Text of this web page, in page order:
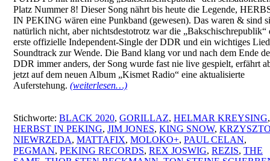
Platz Nummer 8! Dieser Song nährt bis heute die Legende,
IN PEKING wären eine Punkband (gewesen). Das waren & sind
natürlich nicht, aber nichtsdestotrotz war die „Bakschischrepublik“
erste offizielle Independent-Single der DDR und ein wichtiges
Soundtrack zur Wende. Die Band klang vor und nach dem Ende
DDR immer anders, der Song wurde fast nie live gespielt, erfährt
jetzt auf dem neuen Album „Kismet Radio“ eine aktualisierte
Auferstehung. (weiterlesen…)
Stichworte: BLACK 2020, GORILLAZ, HELMAR KREYSING,
HERBST IN PEKING, JIM JONES, KING SNOW,
NIEWRZEDA, MATTAFIX, MOLOKO+, PAUL CELAN,
PEGMAN, PEKING RECORDS, REX JOSWIG, REZIS, THE